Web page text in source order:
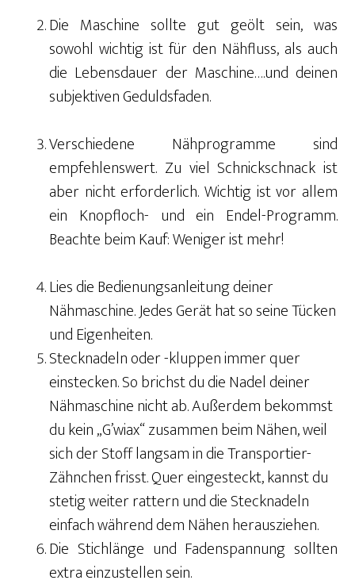
Die Maschine sollte gut geölt sein, was
sowohl wichtig ist für den Nähfluss, als auch
die Lebensdauer der Maschine….und deinen
subjektiven Geduldsfaden.
Verschiedene Nähprogramme sind
empfehlenswert. Zu viel Schnickschnack ist
aber nicht erforderlich. Wichtig ist vor allem
ein Knopfloch- und ein Endel-Programm.
Beachte beim Kauf: Weniger ist mehr!
Lies die Bedienungsanleitung deiner
Nähmaschine.Jedes Gerät hat so seine Tücken
und Eigenheiten.
Stecknadeln oder -kluppen immer quer
einstecken. So brichst du die Nadel deiner
Nähmaschine nicht ab. Außerdem bekommst
du kein „G’wiax“ zusammen beim Nähen, weil
sich der Stoff langsam in die Transportier-
Zähnchen frisst. Quer eingesteckt, kannst du
stetig weiter rattern und die Stecknadeln
einfach während dem Nähen herausziehen.
Die Stichlänge und Fadenspannung sollten
extra einzustellen sein.